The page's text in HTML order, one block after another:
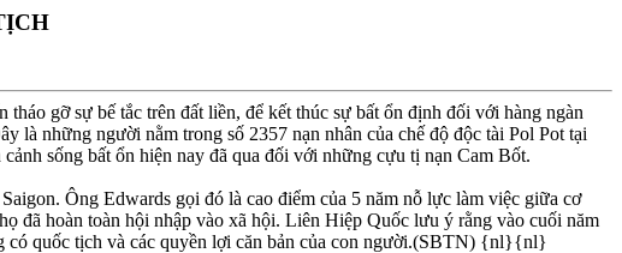
gỡ sự bế tắc trên đất liền, để kết thúc sự bất ổn định đối với hàng ngàn
những người nằm trong số 2357 nạn nhân của chế độ độc tài Pol Pot tại
sống bất ổn hiện nay đã qua đối với những cựu tị nạn Cam Bốt.
Ông Edwards gọi đó là cao điểm của 5 năm nỗ lực làm việc giữa cơ
đã hoàn toàn hội nhập vào xã hội. Liên Hiệp Quốc lưu ý rằng vào cuối năm
có quốc tịch và các quyền lợi căn bản của con người.(SBTN) {nl}{nl}